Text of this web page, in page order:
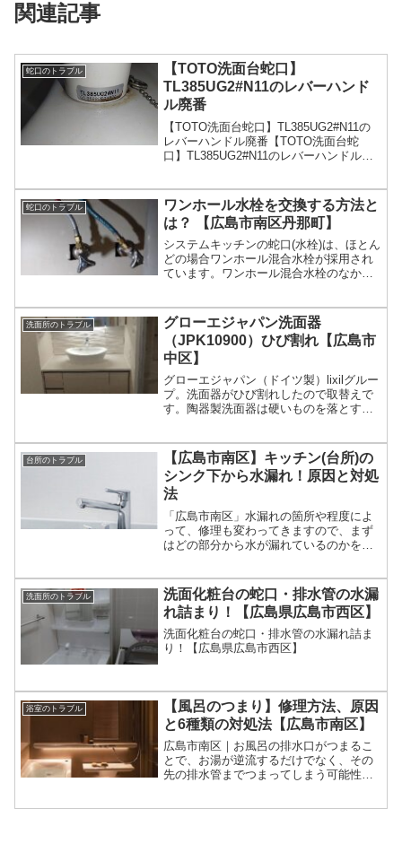
関連記事
蛇口のトラブル
【TOTO洗面台蛇口】
TL385UG2#N11のレバーハンド
ル廃番
【TOTO洗面台蛇口】TL385UG2#N11の
レバーハンドル廃番【TOTO洗面台蛇
口】TL385UG2#N11のレバーハンドルが
蛇口のトラブル
ワンホール水栓を交換する方法と
は？ 【広島市南区丹那町】
システムキッチンの蛇口(水栓)は、ほとん
どの場合ワンホール混合水栓が採用され
ています。ワンホール混合水栓のなかで
もちろん、水量や温度調節ができます。
レバーやスパウトの種類が豊富で、たく
さんの種類から選べるのがシングルレバ
ー混合栓の特長です。
洗面所のトラブル
グローエジャパン洗面器
（JPK10900）ひび割れ【広島市
中区】
グローエジャパン（ドイツ製）lixilグルー
プ。洗面器がひび割れしたので取替えで
す。陶器製洗面器は硬いものを落とすと
台所のトラブル
【広島市南区】キッチン(台所)の
シンク下から水漏れ！原因と対処
法
「広島市南区」水漏れの箇所や程度によ
って、修理も変わってきますので、まず
はどの部分から水が漏れているのかを確
かを見極めましょう。
洗面所のトラブル
洗面化粧台の蛇口・排水管の水漏
れ詰まり！【広島県広島市西区】
洗面化粧台の蛇口・排水管の水漏れ詰ま
り！【広島県広島市西区】
浴室のトラブル
【風呂のつまり】修理方法、原因
と6種類の対処法【広島市南区】
広島市南区｜お風呂の排水口がつまるこ
とで、お湯が逆流するだけでなく、その
先の排水管までつまってしまう可能性